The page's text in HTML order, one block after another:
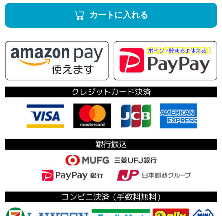
カートに入れる